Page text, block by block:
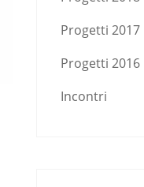
Progetti 2017
Progetti 2016
Incontri